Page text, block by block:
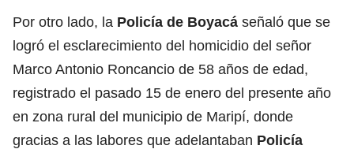
Por otro lado, la Policía de Boyacá señaló que se
logró el esclarecimiento del homicidio del señor
Marco Antonio Roncancio de 58 años de edad,
registrado el pasado 15 de enero del presente año
en zona rural del municipio de Maripí, donde
gracias a las labores que adelantaban Policía